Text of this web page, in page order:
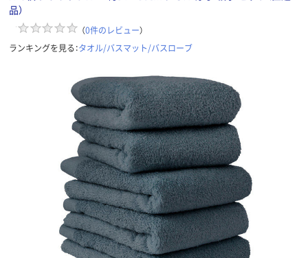
品）
（0件のレビュー）
ランキングを見る：タオル/バスマット/バスローブ